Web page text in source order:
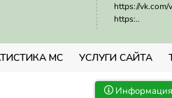
https://vk.com/
https:..
МС УСЛУГИ САЙТА